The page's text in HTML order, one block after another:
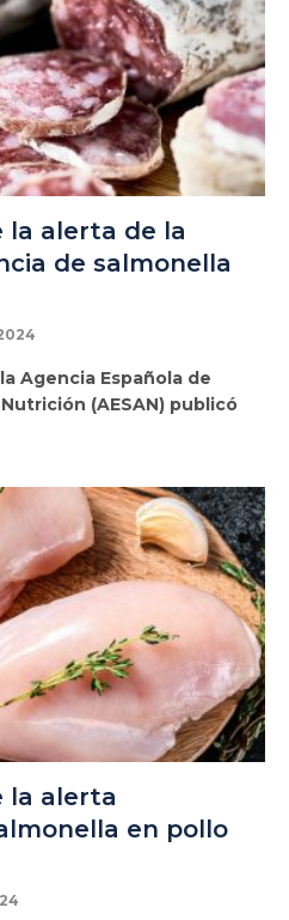
la alerta de la
de salmonella
Agencia Española de
(AESAN) publicó
la alerta
en pollo